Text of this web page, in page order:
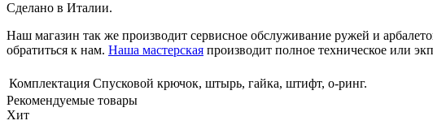
Сделано в Италии.
Наш магазин так же производит сервисное обслуживание ружей и
обратиться к нам. Наша мастерская производит полное техническое или
Комплектация Спусковой крючок, штырь, гайка, штифт, о-ринг.
Рекомендуемые товары
Хит